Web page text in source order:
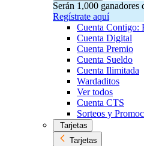
Serán 1,000 ganadores
Regístrate aquí
Cuenta Contigo:
Cuenta Digital
Cuenta Premio
Cuenta Sueldo
Cuenta Ilimitada
Wardaditos
Ver todos
Cuenta CTS
Sorteos y
Tarjetas
Tarjetas